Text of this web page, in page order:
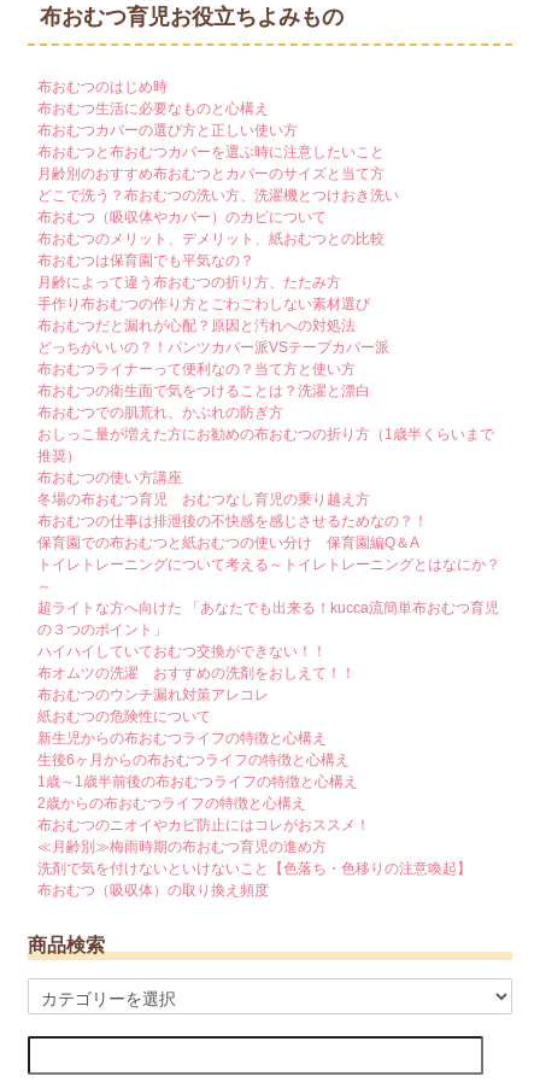
布おむつ育児お役立ちよみもの
布おむつのはじめ時
布おむつ生活に必要なものと心構え
布おむつカバーの選び方と正しい使い方
布おむつと布おむつカバーを選ぶ時に注意したいこと
月齢別のおすすめ布おむつとカバーのサイズと当て方
どこで洗う？布おむつの洗い方、洗濯機とつけおき洗い
布おむつ（吸収体やカバー）のカビについて
布おむつのメリット、デメリット、紙おむつとの比較
布おむつは保育園でも平気なの？
月齢によって違う布おむつの折り方、たたみ方
手作り布おむつの作り方とごわごわしない素材選び
布おむつだと漏れが心配？原因と汚れへの対処法
どっちがいいの？！パンツカバー派VSテープカバー派
布おむつライナーって便利なの？当て方と使い方
布おむつの衛生面で気をつけることは？洗濯と漂白
布おむつでの肌荒れ、かぶれの防ぎ方
おしっこ量が増えた方にお勧めの布おむつの折り方（1歳半くらいまで
推奨）
布おむつの使い方講座
冬場の布おむつ育児 おむつなし育児の乗り越え方
布おむつの仕事は排泄後の不快感を感じさせるためなの？！
保育園での布おむつと紙おむつの使い分け 保育園編Q＆A
トイレトレーニングについて考える～トイレトレーニングとはなにか？
～
超ライトな方へ向けた 「あなたでも出来る！kucca流簡単布おむつ育児
の３つのポイント」
ハイハイしていておむつ交換ができない！！
布オムツの洗濯 おすすめの洗剤をおしえて！！
布おむつのウンチ漏れ対策アレコレ
紙おむつの危険性について
新生児からの布おむつライフの特徴と心構え
生後6ヶ月からの布おむつライフの特徴と心構え
1歳～1歳半前後の布おむつライフの特徴と心構え
2歳からの布おむつライフの特徴と心構え
布おむつのニオイやカビ防止にはコレがおススメ！
≪月齢別≫梅雨時期の布おむつ育児の進め方
洗剤で気を付けないといけないこと【色落ち・色移りの注意喚起】
布おむつ（吸収体）の取り換え頻度
商品検索